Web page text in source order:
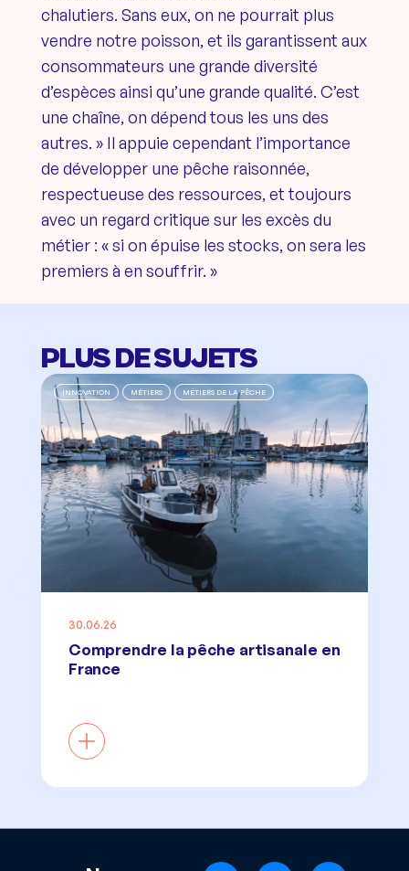
chalutiers. Sans eux, on ne pourrait plus
vendre notre poisson, et ils garantissent aux
consommateurs une grande diversité
d’espèces ainsi qu’une grande qualité. C’est
une chaîne, on dépend tous les uns des
autres. » Il appuie cependant l’importance
de développer une pêche raisonnée,
respectueuse des ressources, et toujours
avec un regard critique sur les excès du
métier : « si on épuise les stocks, on sera les
premiers à en souffrir. »
PLUS DE SUJETS
30.06.26
INNOVATION MÉTIERS MÉTIERS DE LA PÊCHE
Comprendre la pêche artisanale en
France